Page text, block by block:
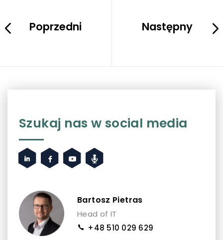
Poprzedni Następny
Szukaj nas w social media
Bartosz Pietras
Head of IT
+48 510 029 629